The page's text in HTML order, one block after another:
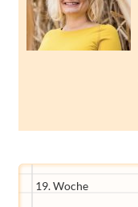
19. Woche